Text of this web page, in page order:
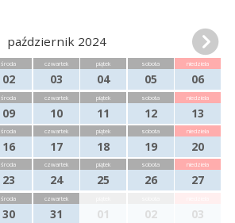
październik 2024
środa
02
czwartek
03
piątek
04
sobota
05
niedziela
06
środa
09
czwartek
10
piątek
11
sobota
12
niedziela
13
środa
16
czwartek
17
piątek
18
sobota
19
niedziela
20
środa
23
czwartek
24
piątek
25
sobota
26
niedziela
27
środa
30
czwartek
31 01 02 03